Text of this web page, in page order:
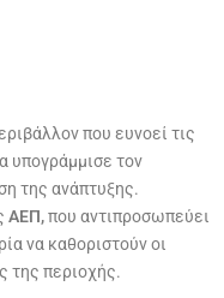
που ευνοεί τις
υπογράμμισε τον
της ανάπτυξης.
ΑΕΠ,που αντιπροσωπεύει
να καθοριστούν οι
της περιοχής.